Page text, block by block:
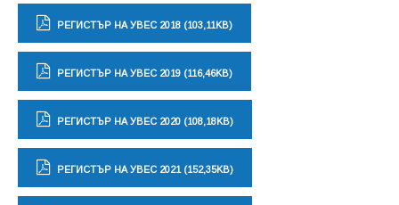
РЕГИСТЪР НА УВЕС 2018 (103,11KB)
РЕГИСТЪР НА УВЕС 2019 (116,46KB)
РЕГИСТЪР НА УВЕС 2020 (108,18KB)
РЕГИСТЪР НА УВЕС 2021 (152,35KB)